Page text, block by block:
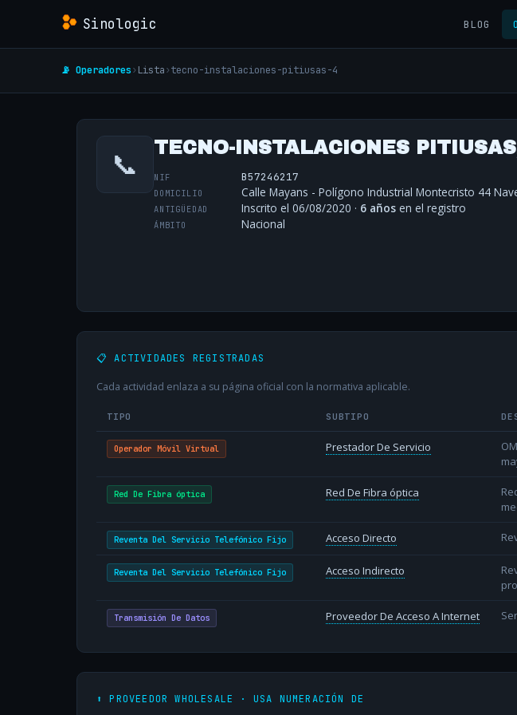
Sinologic BLOG
📡 Operadores› Lista›tecno-instalaciones-pitiusas-4
📞 TECNO-INSTALACIONES
NIF B57246217
DOMICILIO Calle Mayans - Polígono Industrial Montecristo 44
ANTIGÜEDAD Inscrito el 06/08/2020 · 6 años en el registro
ÁMBITO Nacional
📋 ACTIVIDADES REGISTRADAS
Cada actividad enlaza a su página oficial con la normativa aplicable.
TIPO SUBTIPO
Operador Móvil Virtual Prestador De Servicio
Red De Fibra óptica Red De Fibra óptica
Reventa Del Servicio Telefónico Fijo Acceso Directo
Reventa Del Servicio Telefónico Fijo Acceso Indirecto
Transmisión De Datos Proveedor De Acceso A Internet
⬆️ PROVEEDOR WHOLESALE · USA NUMERACIÓN DE